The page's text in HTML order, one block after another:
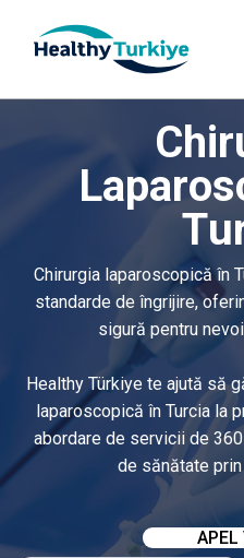
p
Chirurgia laparoscopică în
standarde de îngrijire,
sigură pentru
Healthy Türkiye te ajută să
laparoscopică în Turcia la
abordare de servicii de
de sănătate
APEL